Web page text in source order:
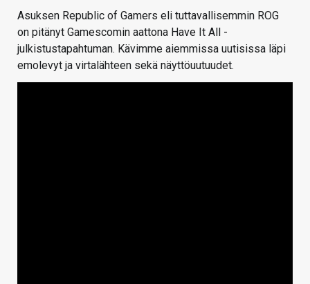
Asuksen Republic of Gamers eli tuttavallisemmin ROG
on pitänyt Gamescomin aattona Have It All -
julkistustapahtuman. Kävimme aiemmissa uutisissa läpi
emolevyt ja virtalähteen sekä näyttöuutuudet.